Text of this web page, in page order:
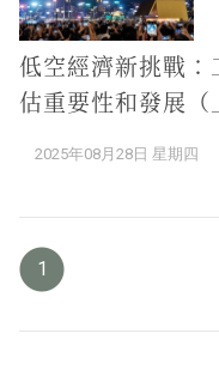
低空經濟新挑戰
估重要性和發展（
2025年08月28日 星期四
1